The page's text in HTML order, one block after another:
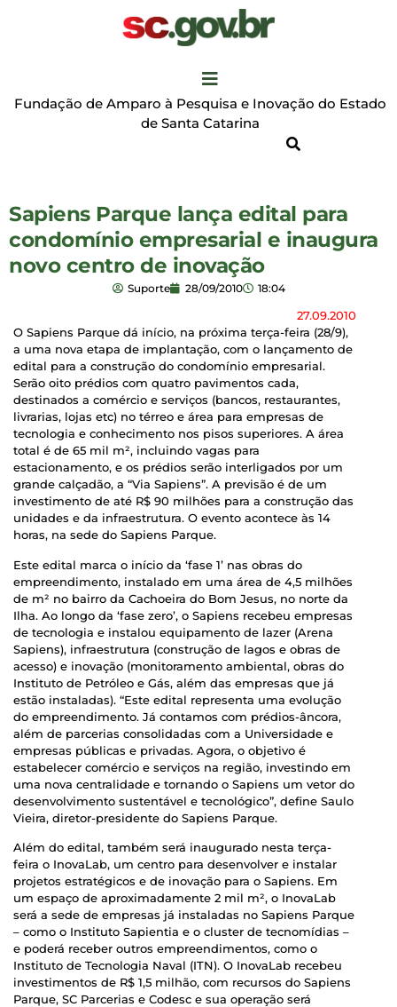
Fundação de Amparo à Pesquisa e Inovação do Estado
de Santa Catarina
Sapiens Parque lança edital para
condomínio empresarial e inaugura
novo centro de inovação
Suporte 28/09/2010 18:04
27.09.2010
O Sapiens Parque dá início, na próxima terça-feira (28/9),
a uma nova etapa de implantação, com o lançamento de
edital para a construção do condomínio empresarial.
Serão oito prédios com quatro pavimentos cada,
destinados a comércio e serviços (bancos, restaurantes,
livrarias, lojas etc) no térreo e área para empresas de
tecnologia e conhecimento nos pisos superiores. A área
total é de 65 mil m², incluindo vagas para
estacionamento, e os prédios serão interligados por um
grande calçadão, a “Via Sapiens”. A previsão é de um
investimento de até R$ 90 milhões para a construção das
unidades e da infraestrutura. O evento acontece às 14
horas, na sede do Sapiens Parque.
Este edital marca o início da ‘fase 1’ nas obras do
empreendimento, instalado em uma área de 4,5 milhões
de m² no bairro da Cachoeira do Bom Jesus, no norte da
Ilha. Ao longo da ‘fase zero’, o Sapiens recebeu empresas
de tecnologia e instalou equipamento de lazer (Arena
Sapiens), infraestrutura (construção de lagos e obras de
acesso) e inovação (monitoramento ambiental, obras do
Instituto de Petróleo e Gás, além das empresas que já
estão instaladas). “Este edital representa uma evolução
do empreendimento. Já contamos com prédios-âncora,
além de parcerias consolidadas com a Universidade e
empresas públicas e privadas. Agora, o objetivo é
estabelecer comércio e serviços na região, investindo em
uma nova centralidade e tornando o Sapiens um vetor do
desenvolvimento sustentável e tecnológico”, define Saulo
Vieira, diretor-presidente do Sapiens Parque.
Além do edital, também será inaugurado nesta terça-
feira o InovaLab, um centro para desenvolver e instalar
projetos estratégicos e de inovação para o Sapiens. Em
um espaço de aproximadamente 2 mil m², o InovaLab
será a sede de empresas já instaladas no Sapiens Parque
– como o Instituto Sapientia e o cluster de tecnomídias –
e poderá receber outros empreendimentos, como o
Instituto de Tecnologia Naval (ITN). O InovaLab recebeu
investimentos de R$ 1,5 milhão, com recursos do Sapiens
Parque, SC Parcerias e Codesc e sua operação será